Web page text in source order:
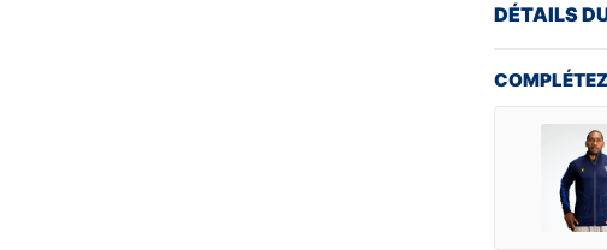
DÉTAILS